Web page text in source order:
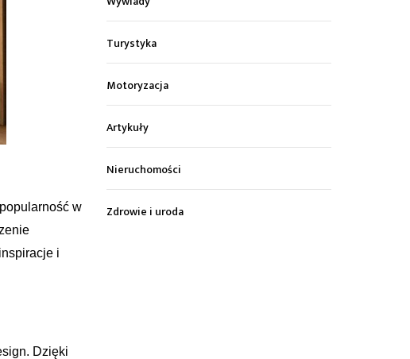
w
i
Dzięki
Turystyka
Motoryzacja
Artykuły
Nieruchomości
Zdrowie i uroda